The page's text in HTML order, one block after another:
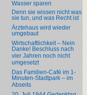
Wasser sparen
Denn sie wissen nicht was
sie tun, und was Recht ist
Ärztehaus wird wieder
umgebaut
Wirtschaftlichkeit – Nein
Danke! Beschluss nach
vier Jahren noch nicht
umgesetzt
Das Familien-Café im 1-
Minuten-Stadtpark – im
Abseits